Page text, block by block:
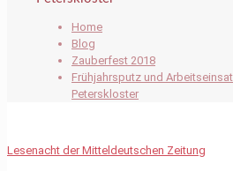
Home
Blog
Zauberfest 2018
Frühjahrsputz und
Peterskloster
Lesenacht der Mitteldeutschen Zeitung